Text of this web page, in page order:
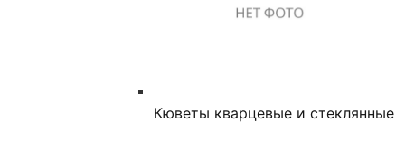
Кюветы кварцевые и стеклянные